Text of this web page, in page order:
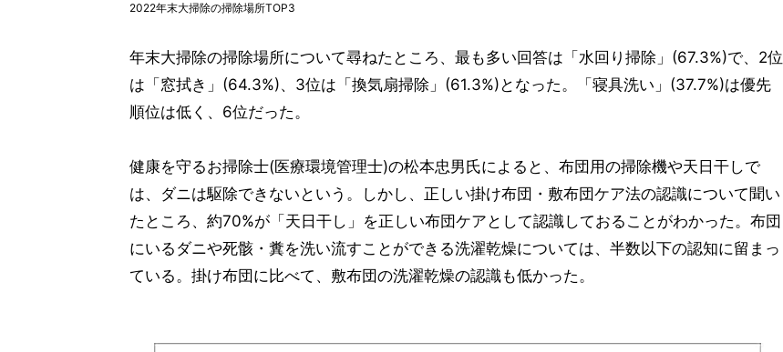
2022年末大掃除の掃除場所TOP3
年末大掃除の掃除場所について尋ねたところ、最も多い回答は「水回り掃除」(67.3%)で、2位
は「窓拭き」(64.3%)、3位は「換気扇掃除」(61.3%)となった。「寝具洗い」(37.7%)は優先
順位は低く、6位だった。
健康を守るお掃除士(医療環境管理士)の松本忠男氏によると、布団用の掃除機や天日干しで
は、ダニは駆除できないという。しかし、正しい掛け布団・敷布団ケア法の認識について聞い
たところ、約70%が「天日干し」を正しい布団ケアとして認識しておることがわかった。布団
にいるダニや死骸・糞を洗い流すことができる洗濯乾燥については、半数以下の認知に留まっ
ている。掛け布団に比べて、敷布団の洗濯乾燥の認識も低かった。